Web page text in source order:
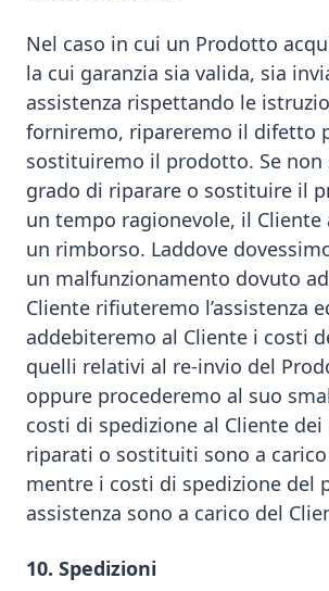
Nel caso in cui un Prodotto
la cui garanzia sia valida, sia
assistenza rispettando le
forniremo, ripareremo il difetto
sostituiremo il prodotto. Se non
grado di riparare o sostituire il
un tempo ragionevole, il
un rimborso. Laddove
un malfunzionamento dovuto
Cliente rifiuteremo l’assistenza
addebiteremo al Cliente i costi
quelli relativi al re-invio del
oppure procederemo al suo
costi di spedizione al Cliente
riparati o sostituiti sono a
mentre i costi di spedizione del
assistenza sono a carico del
10. Spedizioni